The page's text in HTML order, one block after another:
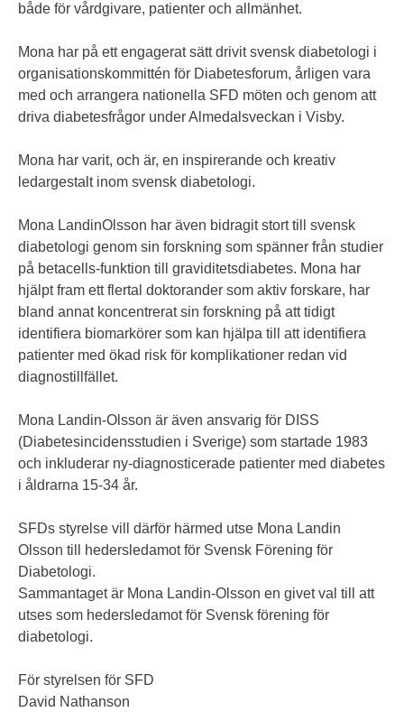
både för vårdgivare, patienter och allmänhet.
Mona har på ett engagerat sätt drivit svensk diabetologi i
organisationskommittén för Diabetesforum, årligen vara
med och arrangera nationella SFD möten och genom att
driva diabetesfrågor under Almedalsveckan i Visby.
Mona har varit, och är, en inspirerande och kreativ
ledargestalt inom svensk diabetologi.
Mona LandinOlsson har även bidragit stort till svensk
diabetologi genom sin forskning som spänner från studier
på betacells-funktion till graviditetsdiabetes. Mona har
hjälpt fram ett flertal doktorander som aktiv forskare, har
bland annat koncentrerat sin forskning på att tidigt
identifiera biomarkörer som kan hjälpa till att identifiera
patienter med ökad risk för komplikationer redan vid
diagnostillfället.
Mona Landin-Olsson är även ansvarig för DISS
(Diabetesincidensstudien i Sverige) som startade 1983
och inkluderar ny-diagnosticerade patienter med diabetes
i åldrarna 15-34 år.
SFDs styrelse vill därför härmed utse Mona Landin
Olsson till hedersledamot för Svensk Förening för
Diabetologi.
Sammantaget är Mona Landin-Olsson en givet val till att
utses som hedersledamot för Svensk förening för
diabetologi.
För styrelsen för SFD
David Nathanson